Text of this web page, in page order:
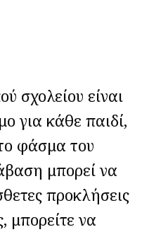
σχολείου είναι
για κάθε παιδί,
φάσμα του
μπορεί να
προκλήσεις
μπορείτε να